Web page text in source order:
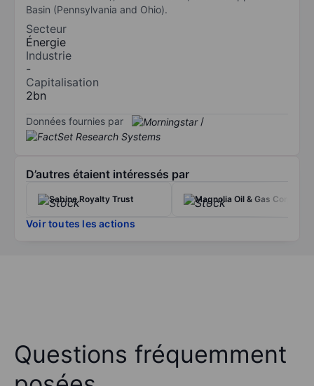
Basin (Pennsylvania and Ohio).
Secteur
Énergie
Industrie
-
Capitalisation
2bn
Données fournies par /
D’autres étaient intéressés par
Sabine Royalty Trust Magnolia Oil & Gas Corp.
Voir toutes les actions
Questions fréquemment